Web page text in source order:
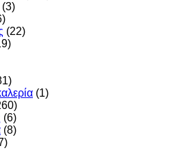
(3)
(22)
(1)
(6)
(8)